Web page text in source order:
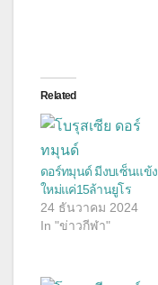
Related
ดอร์ทมุนด์ มีงบเซ็นแข้ง
ใหม่แค่15ล้านยูโร
24 ธันวาคม 2024
In "ข่าวกีฬา"